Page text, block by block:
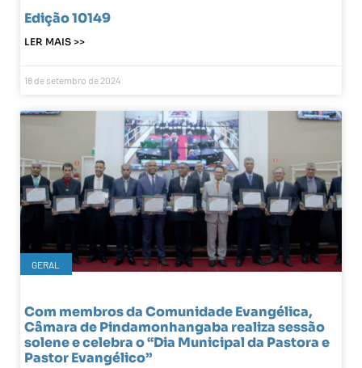
Edição 10149
LER MAIS >>
18 de setembro de 2024
GERAL
Com membros da Comunidade Evangélica,
Câmara de Pindamonhangaba realiza sessão
solene e celebra o “Dia Municipal da Pastora e
Pastor Evangélico”